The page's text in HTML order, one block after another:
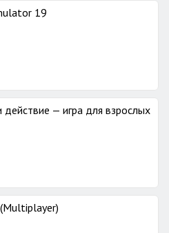
19
— игра для взрослых